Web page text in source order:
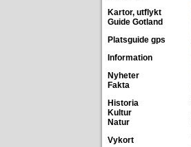
Kartor, utflykt
Guide Gotland
Platsguide gps
Information
Nyheter
Fakta
Historia
Kultur
Natur
Vykort